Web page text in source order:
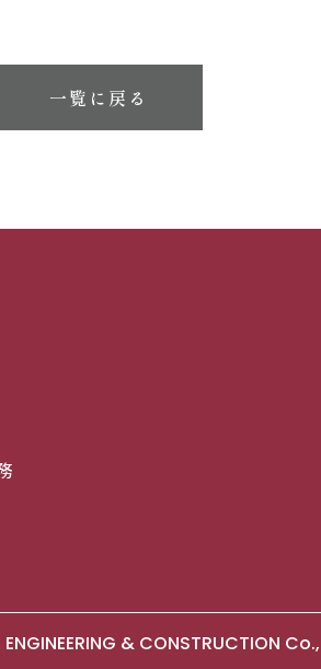
一覧に戻る
& CONSTRUCTION